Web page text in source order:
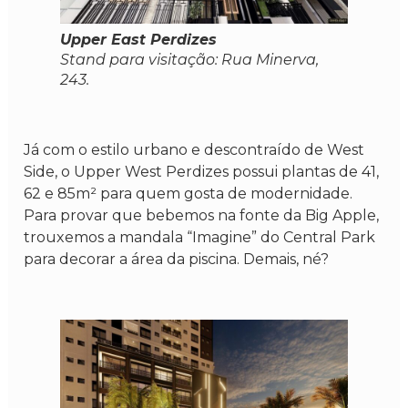
Upper East Perdizes
Stand para visitação: Rua Minerva,
243.
Já com o estilo urbano e descontraído de West
Side, o Upper West Perdizes possui plantas de 41,
62 e 85m² para quem gosta de modernidade.
Para provar que bebemos na fonte da Big Apple,
trouxemos a mandala “Imagine” do Central Park
para decorar a área da piscina. Demais, né?